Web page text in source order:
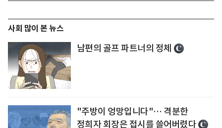
사회 많이 본 뉴스
남편의 골프 파트너의 정체
"주방이 엉망입니다"… 격분한
정희자 회장은 접시를 쓸어버렸다